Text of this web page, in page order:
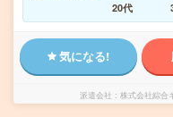
20代
気になる!
派遣会社 株式会社綜合